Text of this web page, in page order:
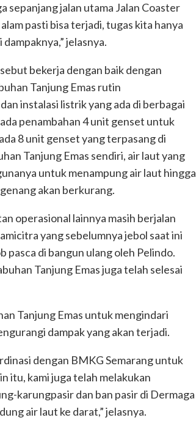
sepanjang jalan utama Jalan Coaster
pasti bisa terjadi,tugas kita hanya
jelasnya.
bekerja dengan baik dengan
Tanjung Emas rutin
instalasi listrik yang ada di berbagai
penambahan 4 unit genset untuk
8 unit genset yang terpasangdi
Tanjung Emas sendiri, air laut yang
untuk menampung air laut hingga
akan berkurang.
operasional lainnya masih berjalan
yang sebelumnya jebol saat ini
pasca di bangun ulang oleh Pelindo.
Tanjung Emas juga telah selesai
Tanjung Emas untuk mengindari
ngi dampak yang akan terjadi.
dengan BMKG Semarang untuk
itu, kami juga telah melakukan
karungpasir dan ban pasir di Dermaga
air laut ke darat,” jelasnya.